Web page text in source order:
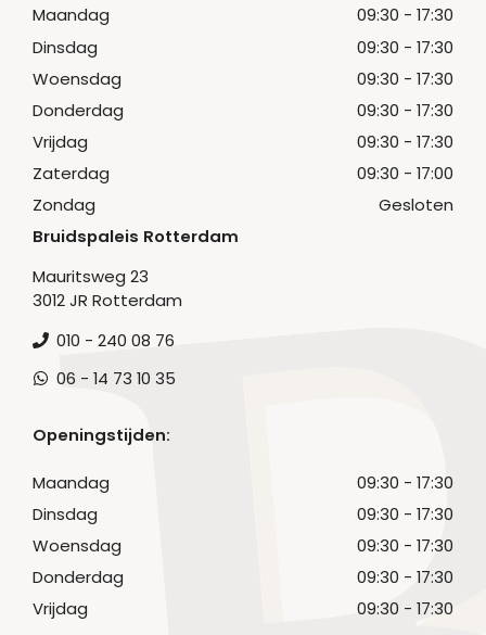
Maandag
09:30 - 17:30
Dinsdag
09:30 - 17:30
Woensdag
09:30 - 17:30
Donderdag
09:30 - 17:30
Vrijdag
09:30 - 17:30
Zaterdag
09:30 - 17:00
Zondag
Gesloten
Bruidspaleis Rotterdam
Mauritsweg 23
3012 JR Rotterdam
010 - 240 08 76
06 - 14 73 10 35
Openingstijden:
Maandag
09:30 - 17:30
Dinsdag
09:30 - 17:30
Woensdag
09:30 - 17:30
Donderdag
09:30 - 17:30
Vrijdag
09:30 - 17:30